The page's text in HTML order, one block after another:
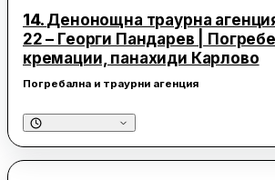
14. Денонощна траурна
22 – Георги Пандарев |
кремации, панахиди Карлово
Погребална и траурни агенция